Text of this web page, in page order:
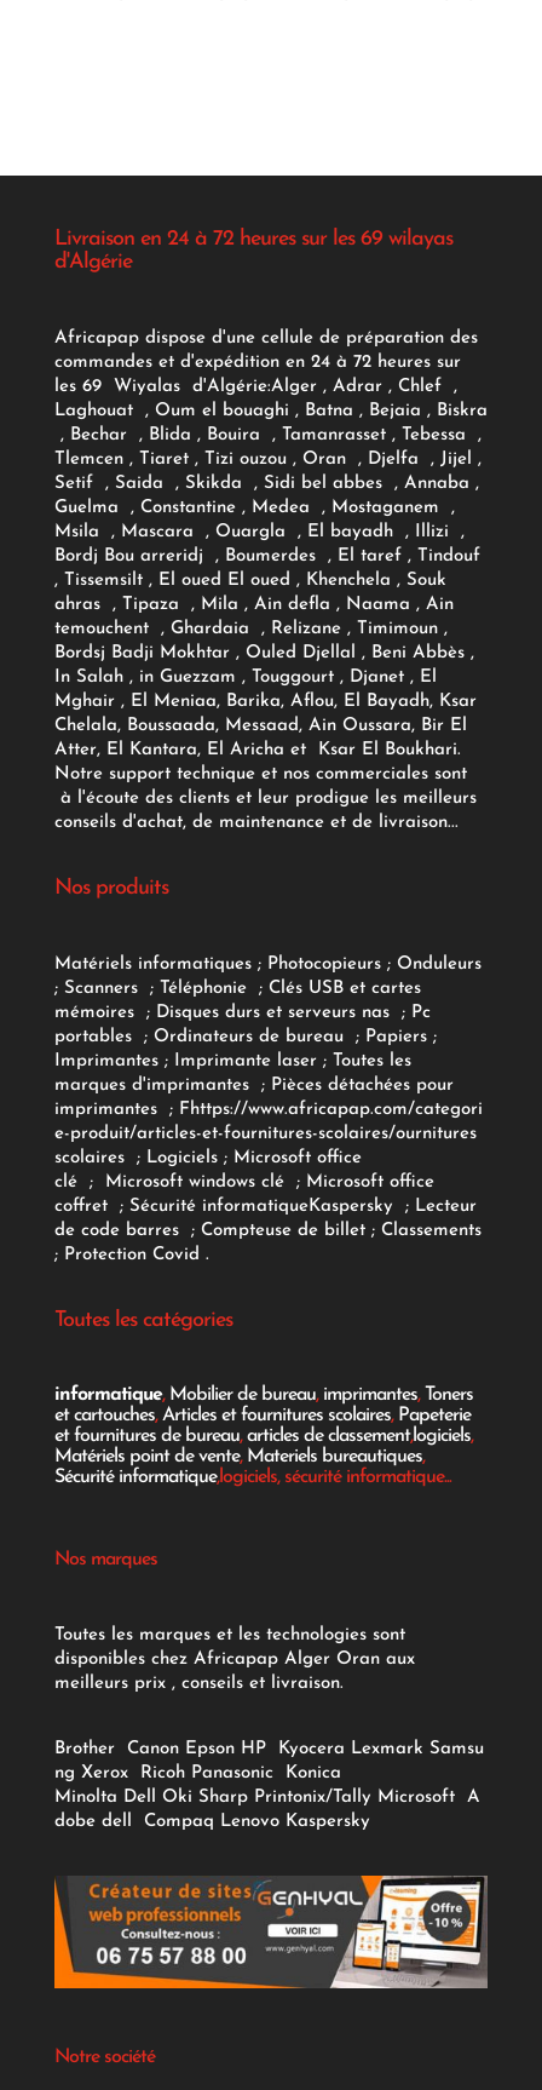
Livraison en 24 à 72 heures sur les 69 wilayas
d'Algérie
Africapap dispose d'une cellule de préparation des
commandes et d'expédition en 24 à 72 heures sur
les 69 Wiyalas d'Algérie:Alger , Adrar, Chlef ,
Laghouat , Oum el bouaghi , Batna , Bejaia , Biskra
, Bechar , Blida , Bouira , Tamanrasset , Tebessa ,
Tlemcen , Tiaret , Tizi ouzou , Oran , Djelfa , Jijel ,
Setif , Saida , Skikda , Sidi bel abbes , Annaba ,
Guelma , Constantine , Medea , Mostaganem ,
Msila , Mascara , Ouargla , El bayadh , Illizi ,
Bordj Bou arreridj , Boumerdes , El taref , Tindouf
, Tissemsilt , El oued El oued , Khenchela , Souk
ahras , Tipaza , Mila , Ain defla , Naama , Ain
temouchent , Ghardaia , Relizane , Timimoun ,
Bordsj Badji Mokhtar , Ouled Djellal , Beni Abbès ,
In Salah , in Guezzam , Touggourt , Djanet , El
Mghair , El Meniaa, Barika, Aflou, El Bayadh, Ksar
Chelala, Boussaada, Messaad, Ain Oussara, Bir El
Atter, El Kantara, El Aricha et Ksar El Boukhari.
Notre support technique et nos commerciales sont
à l'écoute des clients et leur prodigue les meilleurs
conseils d'achat, de maintenance et de livraison...
Nos produits
Matériels informatiques; Photocopieurs; Onduleurs
; Scanners ; Téléphonie ; Clés USB et cartes
mémoires
; Disques durs et serveurs nas ; Pc
portables
; Ordinateurs de bureau ; Papiers;
Imprimantes;Imprimante laser; Toutes les
marques d'imprimantes
; Pièces détachées pour
imprimantes
; F https://www.africapap.com/categori
e-produit/articles-et-fournitures-scolaires/ournitures
scolaires; Logiciels ; Microsoft office
clé
; Microsoft windows clé; Microsoft office
coffret ; Sécurité informatiqueKaspersky ; Lecteur
de code barres
; Compteuse de billet; Classements
; Protection Covid .
Toutes les catégories
informatique, Mobilier de bureau, imprimantes, Toners
et cartouches,Articles et fournitures scolaires, Papeterie
et fournitures de bureau,articles de classement,logiciels,
Matériels point de vente, Materiels bureautiques,
Sécurité informatique,logiciels, sécurité informatique...
Nos marques
Toutes les marques et les technologies sont
disponibles chez Africapap Alger Oran aux
meilleurs prix , conseils et livraison.
Brother Canon Epson HP Kyocera Lexmark Samsu
ng Xerox Ricoh Panasonic
Konica
Minolta Dell Oki Sharp Printonix/Tally Microsoft
A
dobe dell Compaq Lenovo Kaspersky
Notre société